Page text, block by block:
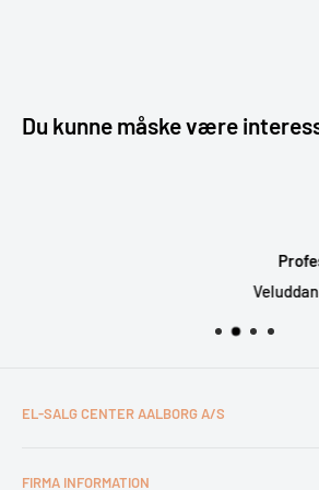
Du kunne måske være
Professionel
Veluddannede og
EL-SALG CENTER AALBORG A/S
Otto Mønsteds Vej 6
FIRMA INFORMATION